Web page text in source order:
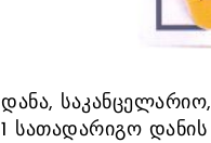
დანა, საკანცელარიო,
1 სათადარიგო დანის